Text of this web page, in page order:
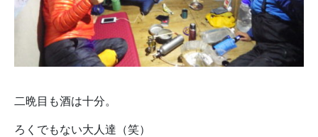
二晩目も酒は十分。
ろくでもない大人達（笑）